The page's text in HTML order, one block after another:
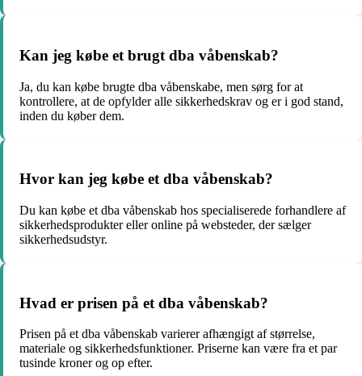
Kan jeg købe et brugt dba våbenskab?
Ja, du kan købe brugte dba våbenskabe, men sørg for at
kontrollere, at de opfylder alle sikkerhedskrav og er i god stand,
inden du køber dem.
Hvor kan jeg købe et dba våbenskab?
Du kan købe et dba våbenskab hos specialiserede forhandlere af
sikkerhedsprodukter eller online på websteder, der sælger
sikkerhedsudstyr.
Hvad er prisen på et dba våbenskab?
Prisen på et dba våbenskab varierer afhængigt af størrelse,
materiale og sikkerhedsfunktioner. Priserne kan være fra et par
tusinde kroner og op efter.